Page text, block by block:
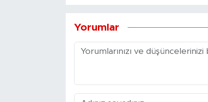
Yorumlar